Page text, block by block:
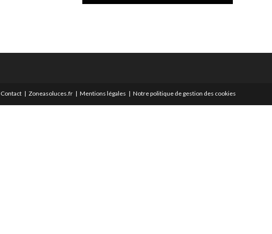
Contact Zoneasoluces.fr Mentions légales Notre politique de gestion des cookies